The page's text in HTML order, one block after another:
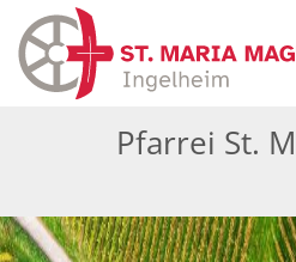
Zum Inhalt springen
Pfarrei St.